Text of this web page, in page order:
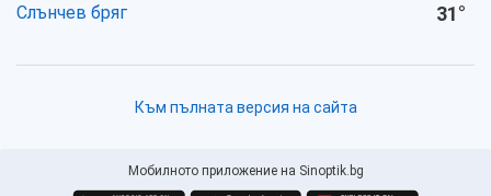
Слънчев бряг 31°
Към пълната версия на сайта
Мобилното приложение на Sinoptik.bg